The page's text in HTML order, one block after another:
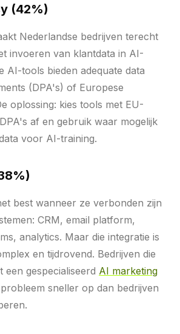
(42%)
Nederlandse bedrijven terecht
invoeren van klantdata in AI-
AI-tools bieden adequate data
(DPA's) of Europese
oplossing: kies tools met EU-
af en gebruik waar mogelijk
voor AI-training.
best wanneer ze verbonden zijn
CRM, email platform,
analytics. Maar die integratie is
en tijdrovend. Bedrijven die
een gespecialiseerd AI marketing
sneller op dan bedrijven